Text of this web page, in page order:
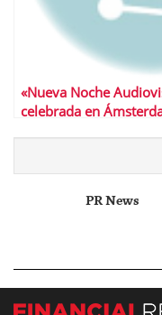
«Nueva Noche
celebrada en
PR News